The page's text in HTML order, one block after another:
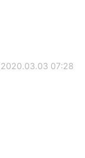
2020.03.03 07:28